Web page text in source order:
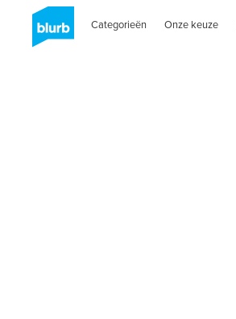
Categorieën Onze keuze